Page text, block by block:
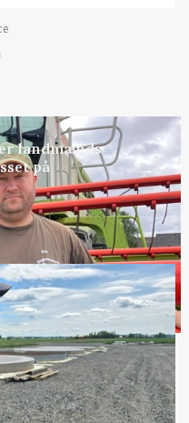
landmænds
på